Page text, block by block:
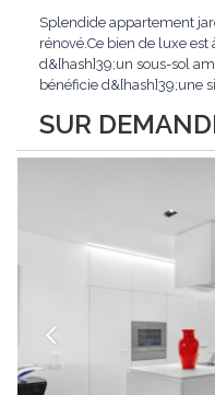
SUR
Splendide appartement
rénové.Ce bien de luxe
d&[hash]39;un sous-sol
bénéficie d&[hash]39;une
luminosité hors du
forts:4 grandes